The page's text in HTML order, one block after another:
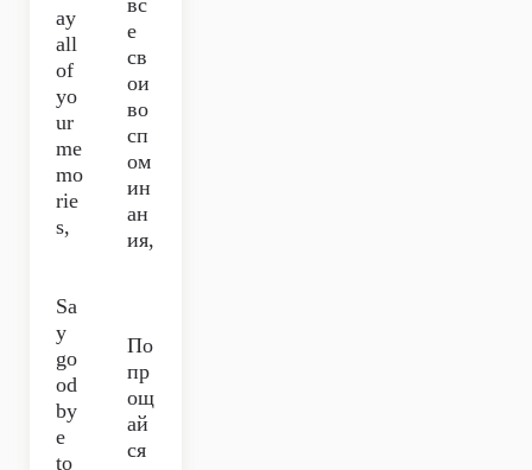
ay
all
of
yo
ur
me
mo
rie
s,
вс
е
св
ои
во
сп
ом
ин
ан
ия,
Sa
y
go
od
by
e
to
По
пр
ощ
ай
ся